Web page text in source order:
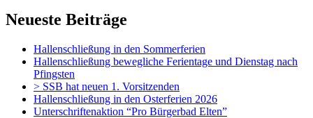
Neueste Beiträge
Hallenschließung in den Sommerferien
Hallenschließung bewegliche Ferientage und Dienstag nach
Pfingsten
> SSB hat neuen 1. Vorsitzenden
Hallenschließung in den Osterferien 2026
Unterschriftenaktion “Pro Bürgerbad Elten”